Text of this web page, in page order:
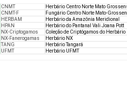
CNMT
Herbário Centro Norte Mato
CNMT-F
Fungário Centro Norte Mato-
HERBAM
Herbário da Amazônia Meridional
HPAN
Herbário do Pantanal Vali Joana Pott
NX-Criptogamos
Coleção de Criptógamos do
NX-Fanerogamas
Herbário NX
TANG
Herbário Tangará
UFMT
Herbário UFMT